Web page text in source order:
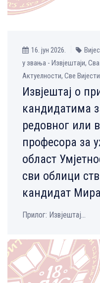
16. јун 2026.
у звања - Извјештаји,
Aктуелности, Све Вијести
Извјештај о
кандидатима
редовног или
професора за
област
сви облици
кандидат
Прилог: Извјештај...